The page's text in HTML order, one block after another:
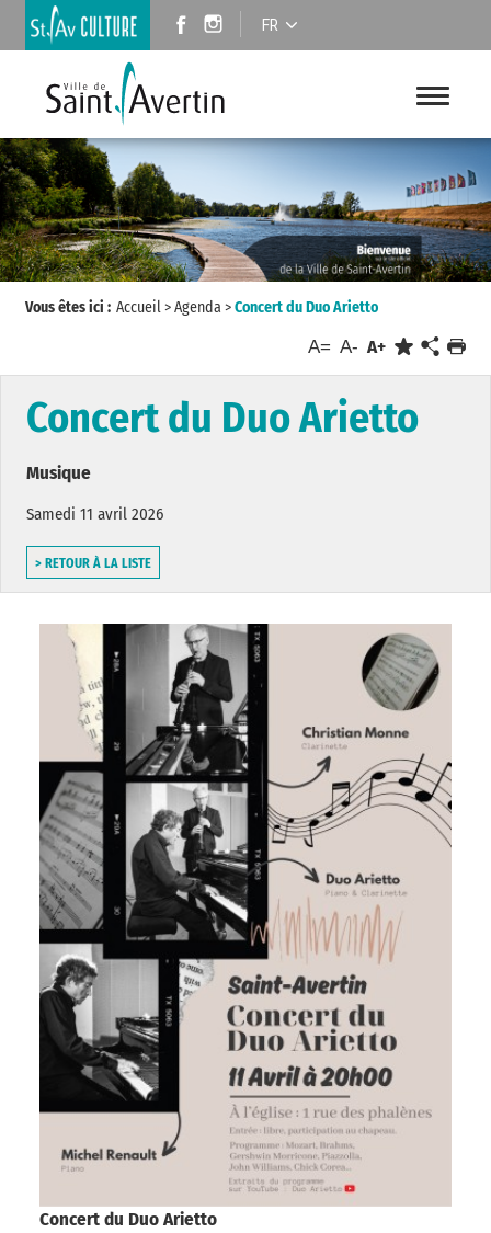
FR
Vous êtes ici : Accueil>Agenda>Concert du Duo Arietto
A= A- A+
Concert du Duo Arietto
Musique
Samedi 11 avril 2026
> RETOUR À LA LISTE
Concert du Duo Arietto